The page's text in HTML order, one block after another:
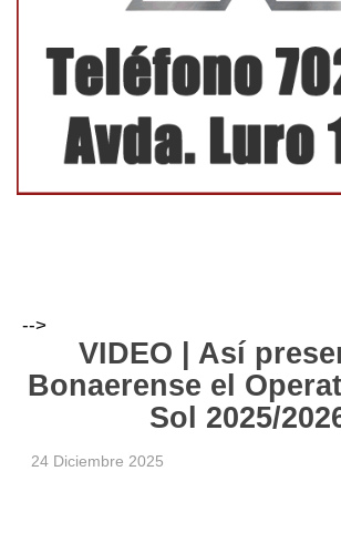
-->
VIDEO | Así
Bonaerense el
Sol 2025/
24 Diciembre 2025